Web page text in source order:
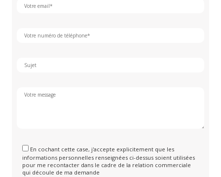
En cochant cette case, j'accepte explicitement que les
informations personnelles renseignées ci-dessus soient utilisées
pour me recontacter dans le cadre de la relation commerciale
qui découle de ma demande